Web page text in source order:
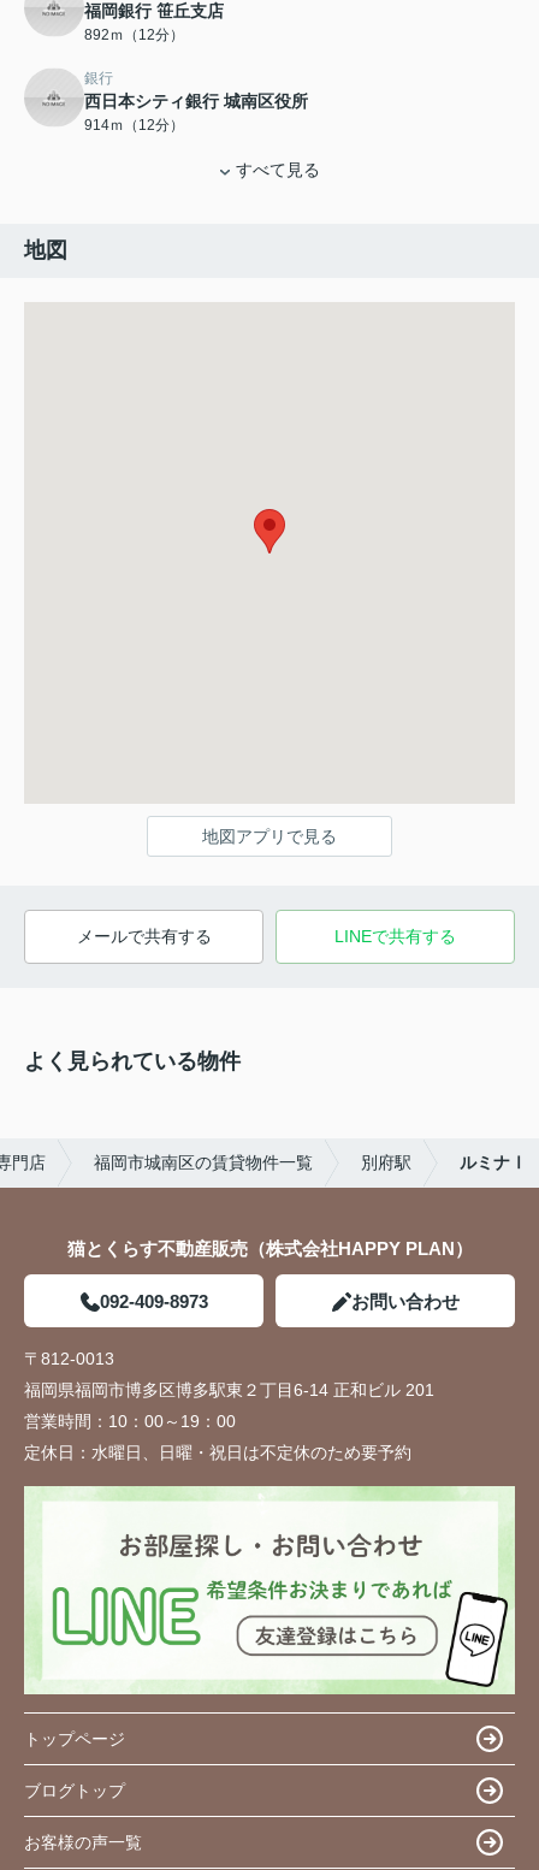
福岡銀行 笹丘支店
892ｍ（12分）
銀行
西日本シティ銀行 城南区役所
914ｍ（12分）
すべて見る
地図
地図アプリで見る
メールで共有する LINEで共有する
よく見られている物件
門店 福岡市城南区の賃貸物件一覧 別府駅 ルミナⅠ
猫とくらす不動産販売（株式会社HAPPY PLAN）
092-409-8973 お問い合わせ
〒812-0013
福岡県福岡市博多区博多駅東２丁目6-14 正和ビル 201
営業時間： 10：00～19：00
定休日： 水曜日、日曜・祝日は不定休のため要予約
トップページ
ブログトップ
お客様の声一覧